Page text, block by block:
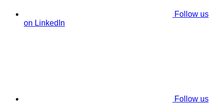
Follow us
on LinkedIn
Follow us